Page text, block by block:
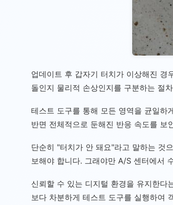
업데이트 후 갑자기 터치가 이상해진 경
돌인지 물리적 손상인지를 구분하는 절
테스트 도구를 통해 모든 영역을 균일하
반면 전체적으로 둔해진 반응 속도를 보
단순히 "터치가 안 돼요"라고 말하는 것
보해야 합니다. 그래야만 A/S 센터에서
신뢰할 수 있는 디지털 환경을 유지한다
보다 차분하게 테스트 도구를 실행하여